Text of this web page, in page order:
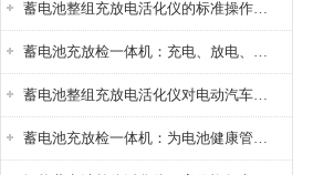
蓄电池整组充放电活化仪的标准操作流程：从接线设置到充放电参数设定的安全规范
蓄电池充放检一体机：充电、放电、检测三功能集成设备
蓄电池整组充放电活化仪对电动汽车电池有帮助吗？
蓄电池充放检一体机：为电池健康管理提供一站式解决方案